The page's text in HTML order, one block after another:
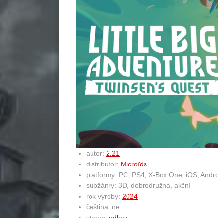
autor: 2.21
distributor: Microïds
platformy: PC, PS4, X-Box One, iOS,
subžánry: 3D, dobrodružná, akční
rok výroby: 2024
čeština: ne